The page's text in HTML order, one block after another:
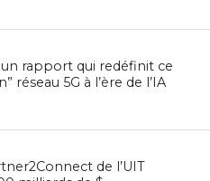
rapport qui redéfinit ce
réseau 5G à l’ère de l’IA
de l’UIT